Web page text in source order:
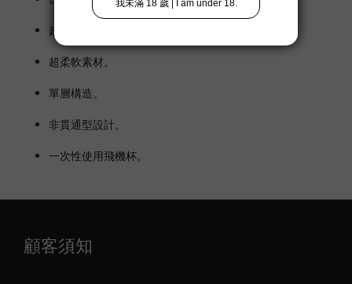
越南製造。
超柔軟素材。
單層構造。
非貫通型設計。
一次性使用飛機杯。
顧客須知